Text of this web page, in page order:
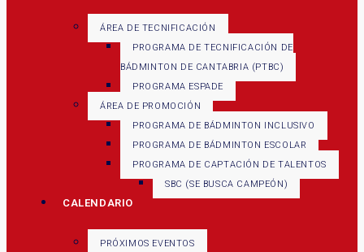
ÁREA DE TECNIFICACIÓN
PROGRAMA DE TECNIFICACIÓN DE
BÁDMINTON DE CANTABRIA (PTBC)
PROGRAMA ESPADE
ÁREA DE PROMOCIÓN
PROGRAMA DE BÁDMINTON INCLUSIVO
PROGRAMA DE BÁDMINTON ESCOLAR
PROGRAMA DE CAPTACIÓN DE TALENTOS
SBC (SE BUSCA CAMPEÓN)
CALENDARIO
PRÓXIMOS EVENTOS